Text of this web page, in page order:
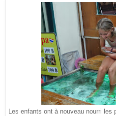
Les enfants ont à nouveau nourri